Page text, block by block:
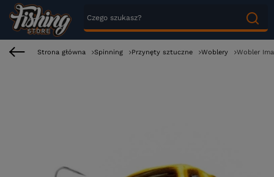
Strona główna Spinning Przynęty sztuczne Woblery Wobler